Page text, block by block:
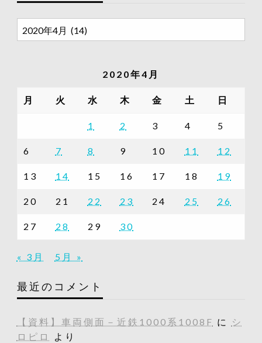
去
一
2020年4月
月 火 水 木 金 土 日
1 2 3 4 5
6 7 8 9 10 11 12
13 14 15 16 17 18 19
20 21 22 23 24 25 26
27 28 29 30
« 3月 5月 »
最近のコメント
【資料】車両側面－近鉄1000系1008F に
シ
ロピロ
より